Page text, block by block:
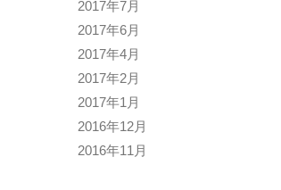
2017年7月
2017年6月
2017年4月
2017年2月
2017年1月
2016年12月
2016年11月